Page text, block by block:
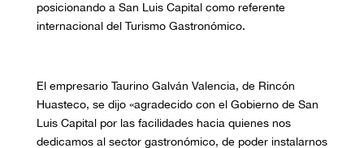
posicionando a San Luis Capital como referente
internacional del Turismo Gastronómico.
El empresario Taurino Galván Valencia, de Rincón
Huasteco, se dijo «agradecido con el Gobierno de San
Luis Capital por las facilidades hacia quienes nos
dedicamos al sector gastronómico, de poder instalarnos